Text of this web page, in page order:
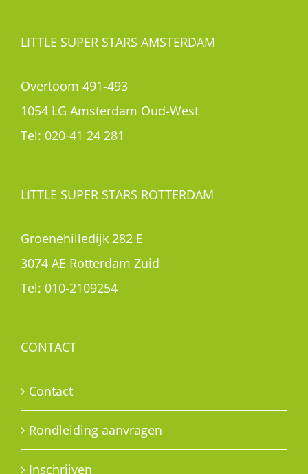
LITTLE SUPER STARS AMSTERDAM
Overtoom 491-493
1054 LG Amsterdam Oud-West
Tel: 020-41 24 281
LITTLE SUPER STARS ROTTERDAM
Groenehilledijk 282 E
3074 AE Rotterdam Zuid
Tel: 010-2109254
CONTACT
Contact
Rondleiding aanvragen
Inschrijven